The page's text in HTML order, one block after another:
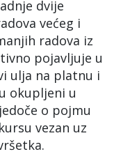
dvije
većeg i
radova iz
pojavljuje u
ulja na platnu i
okupljeni u
o pojmu
vezan uz